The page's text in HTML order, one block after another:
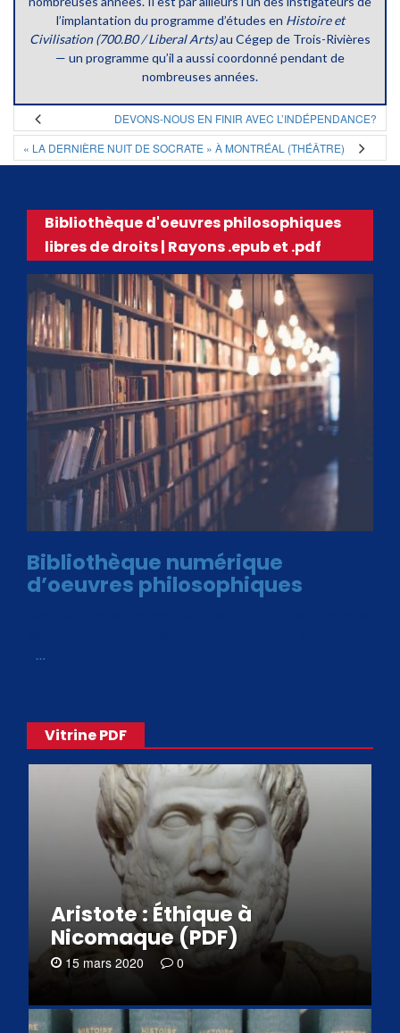
l’implantation du programme d’études en Histoire et
Civilisation (700.B0 / Liberal Arts)au Cégep de Trois-Rivières
— un programme qu’il a aussi coordonné pendant de
nombreuses années.
DEVONS-NOUS EN FINIR AVEC L’INDÉPENDANCE?
« LA DERNIÈRE NUIT DE SOCRATE » À MONTRÉAL (THÉÂTRE)
Bibliothèque d'oeuvres philosophiques
libres de droits | Rayons .epub et .pdf
Bibliothèque numérique
d’oeuvres philosophiques
…
Vitrine PDF
Aristote : Éthique à
Nicomaque (PDF)
15 mars 2020 0